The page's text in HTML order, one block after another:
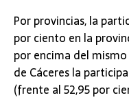
Por provincias, la
por ciento en la
por encima del
de Cáceres la
(frente al 52,95 por